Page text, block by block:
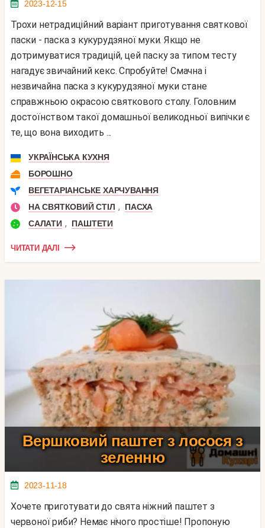
2023-12-15
Трохи нетрадиційний варіант приготування святкової
паски - паска з кукурудзяної муки. Якщо не
дотримуватися традицій, цей паску за типом тесту
нагадує звичайний кекс. Спробуйте! Смачна і
незвичайна паска з кукурудзяної муки стане
справжньою окрасою святкового столу. Головним
достоїнством такої домашньої великодньої випічки є
те, що вона виходить ...
УКРАЇНСЬКА КУХНЯ
БОРОШНО
ВЕГЕТАРІАНСЬКЕ ХАРЧУВАННЯ
НА СВЯТКОВИЙ СТІЛ ,
ПАСХА
САЛАТИ , ПАШТЕТИ
ЧИТАТИ ДАЛІ
Вершковий паштет з лосося з
зеленню
2023-11-18
Хочете приготувати до свята ніжний паштет з
червоної риби? Немає нічого простіше! Пропоную